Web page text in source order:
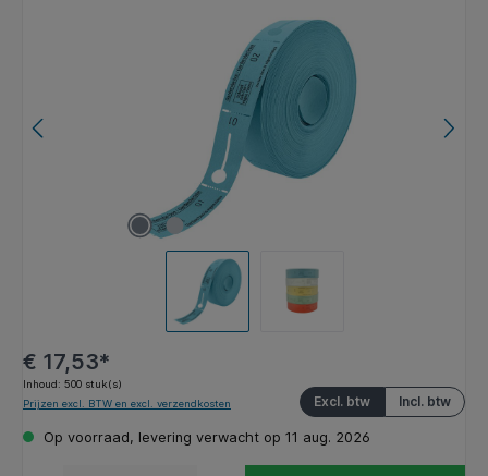
€ 17,53*
Inhoud: 500 stuk(s)
Incl. btw
Excl. btw
Prijzen excl. BTW en excl. verzendkosten
Op voorraad, levering verwacht op 11 aug. 2026